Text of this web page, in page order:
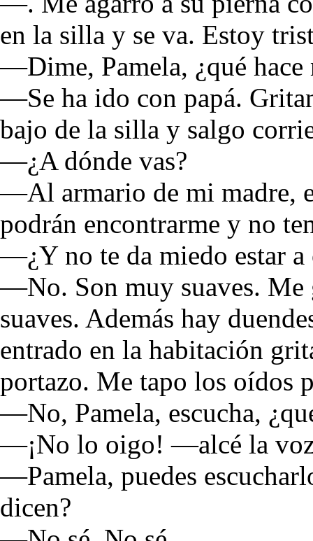
en la silla y se va. Estoy
—Dime, Pamela, ¿qué hace
—Se ha ido con papá.
bajo de la silla y salgo
—¿A dónde vas?
—Al armario de mi madre,
podrán encontrarme y no
—¿Y no te da miedo estar a
—No. Son muy suaves. Me
suaves. Además hay
entrado en la habitación
portazo. Me tapo los oídos
—No, Pamela, escucha,
—¡No lo oigo! —alcé la
—Pamela, puedes
dicen?